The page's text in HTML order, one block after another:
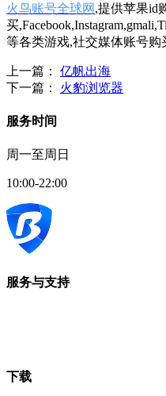
火鸟账号全球网 ,提供苹果id
买
等各类游戏,社交媒体账号购
上一篇： 亿帆出海
下一篇： 火豹浏览器
服务时间
周一至周日
10:00-22:00
服务与支持
下载